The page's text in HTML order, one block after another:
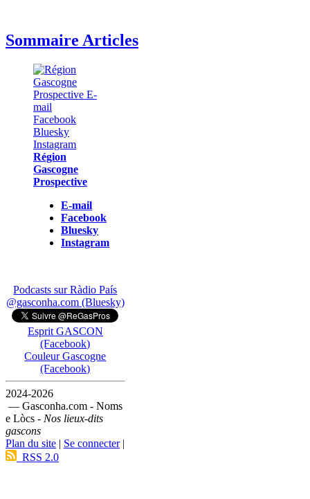
Sommaire Articles
Région
Gascogne
Prospective
E-mail
Facebook
Bluesky
Instagram
Podcasts sur Ràdio País
@gasconha.com (Bluesky)
Esprit GASCON
(Facebook)
Couleur Gascogne
(Facebook)
2024-2026
— Gasconha.com - Noms
e Lòcs - Nos lieux-dits
gascons
Plan du site | Se connecter|
RSS 2.0